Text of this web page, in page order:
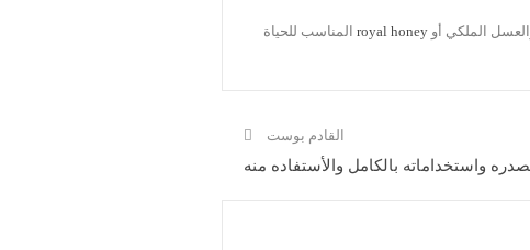
الملكي أو royal honey المناسب للحياة
القادم بوست
واستخداماته بالكامل والأستفاده منه